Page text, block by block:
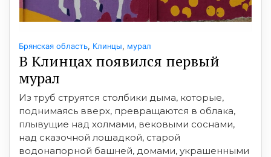
Брянская область, Клинцы, мурал
В Клинцах появился первый
мурал
Из труб струятся столбики дыма, которые,
поднимаясь вверх, превращаются в облака,
плывущие над холмами, вековыми соснами,
над сказочной лошадкой, старой
водонапорной башней, домами, украшенными